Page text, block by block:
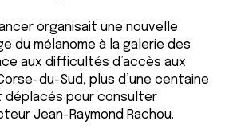
organisait une nouvelle
du mélanome à la galerie des
aux difficultés d’accès aux
du-Sud, plus d’une centaine
pour consulter
Jean-Raymond Rachou.